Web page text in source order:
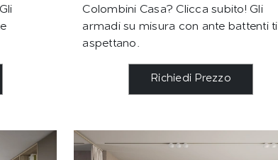
Colombini Casa? Clicca subito! Gli
armadi su misura con ante battenti ti
aspettano.
Richiedi Prezzo